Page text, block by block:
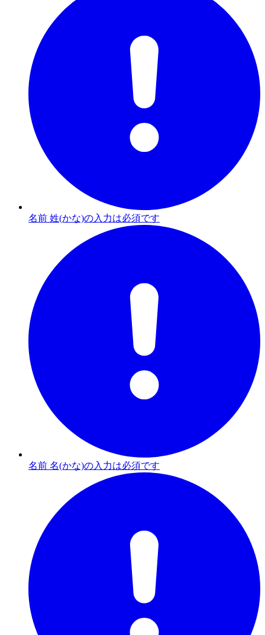
名前 姓(かな)の入力は必須です
名前 名(かな)の入力は必須です